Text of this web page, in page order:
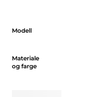
Modell
Materiale
og farge